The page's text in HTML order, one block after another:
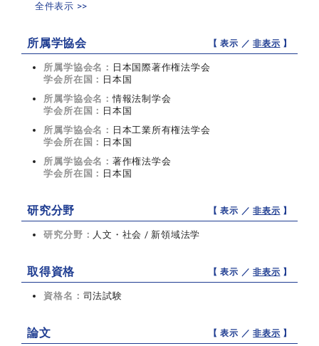
全件表示 >>
所属学協会 【 表示 ／非表示 】
所属学協会名： 日本国際著作権法学会
学会所在国： 日本国
所属学協会名：情報法制学会
学会所在国： 日本国
所属学協会名： 日本工業所有権法学会
学会所在国： 日本国
所属学協会名： 著作権法学会
学会所在国： 日本国
研究分野 【 表示 ／非表示 】
研究分野： 人文・社会 / 新領域法学
取得資格 【 表示 ／非表示 】
資格名： 司法試験
論文 【 表示 ／非表示 】